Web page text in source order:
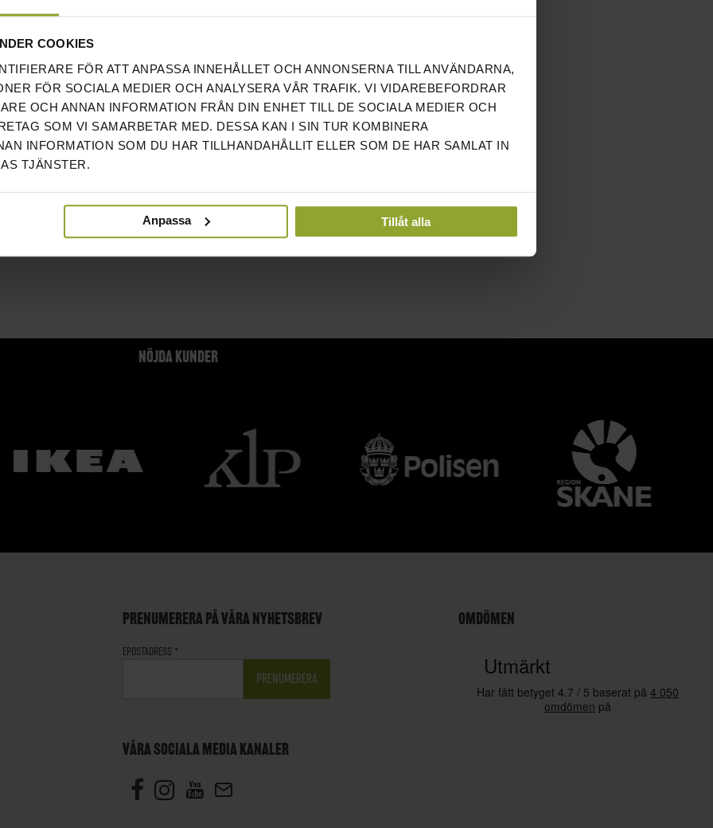
COOKIES
FÖR ATT ANPASSA INNEHÅLLET OCH ANNONSERNA TILL ANVÄNDARNA,
FÖR SOCIALA MEDIER OCH ANALYSERA VÅR TRAFIK. VI VIDAREBEFORDRAR
OCH ANNAN INFORMATION FRÅN DIN ENHET TILL DE SOCIALA MEDIER OCH
SOM VI SAMARBETAR MED. DESSA KAN I SIN TUR KOMBINERA
INFORMATION SOM DU HAR TILLHANDAHÅLLIT ELLER SOM DE HAR SAMLAT IN
TJÄNSTER.
Anpassa Tillåt alla
PÅ SLITAGEDELAR)
NÖJDA KUNDER
PRENUMERERA PÅ VÅRA NYHETSBREV
EPOSTADRESS *
VÅRA SOCIALA MEDIA KANALER
OMDÖMEN